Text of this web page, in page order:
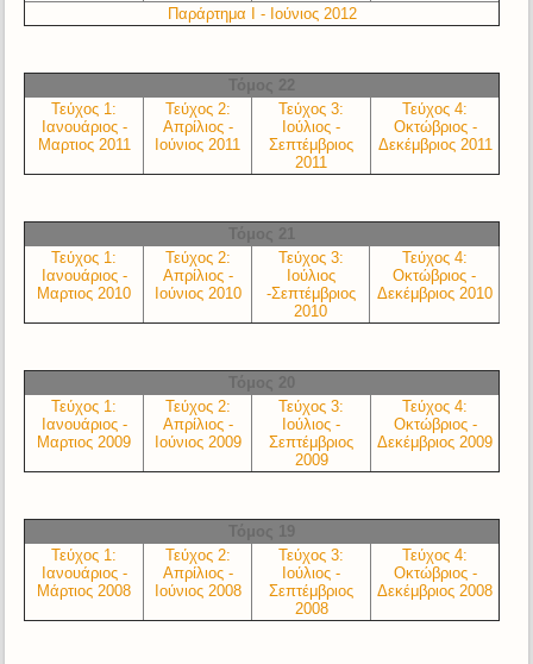
Παράρτημα Ι - Ιούνιος 2012
Τεύχος 1:
Ιανουάριος -
Μαρτιος 2011
Τεύχος 2:
Απρίλιος -
Ιούνιος 2011
Τεύχος 3:
Ιούλιος -
Σεπτέμβριος
2011
Τεύχος 4:
Οκτώβριος -
Δεκέμβριος 2011
Τεύχος 1:
Ιανουάριος -
Μαρτιος 2010
Τεύχος 2:
Απρίλιος -
Ιούνιος 2010
Τεύχος 3:
Ιούλιος
-Σεπτέμβριος
2010
Τεύχος 4:
Οκτώβριος -
Δεκέμβριος 2010
Τεύχος 1:
Ιανουάριος -
Μαρτιος 2009
Τεύχος 2:
Απρίλιος -
Ιούνιος 2009
Τεύχος 3:
Ιούλιος -
Σεπτέμβριος
2009
Τεύχος 4:
Οκτώβριος -
Δεκέμβριος 2009
Τεύχος 1:
Ιανουάριος -
Μάρτιος 2008
Τεύχος 2:
Απρίλιος -
Ιούνιος 2008
Τεύχος 3:
Ιούλιος -
Σεπτέμβριος
2008
Τεύχος 4:
Οκτώβριος -
Δεκέμβριος 2008